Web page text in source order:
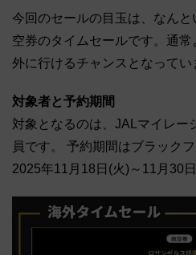
今回のセールの目玉は、なん
空券のタイムセールです。通
外に行けるチャンスとなってい
対象者と予約期間
対象となるのは、JALマイレー
員です。 予約期間はブラック
2025年11月18日(火)～11月30